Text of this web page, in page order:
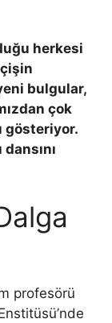
herkesi
bulgular,
çok
gösteriyor.
profesörü